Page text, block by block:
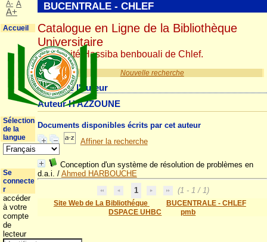
Nouvelle recherche
Détail de l'auteur
Auteur H AZZOUNE
Documents disponibles écrits par cet auteur
Affiner la recherche
Conception d'un système de résolution de problèmes en
d.a.i. / Ahmed HARBOUCHE
1
(1 - 1 / 1)
Site Web de La Bibliothéque
BUCENTRALE - CHLEF
DSPACE UHBC
pmb
BUCENTRALE - CHLEF
Catalogue en Ligne de la Bibliothèque
Universitaire
Université Hassiba benbouali de Chlef.
A- A
A+
Accueil
Sélection
de la
langue
Se
connecte
r
accéder
à votre
compte
de
lecteur